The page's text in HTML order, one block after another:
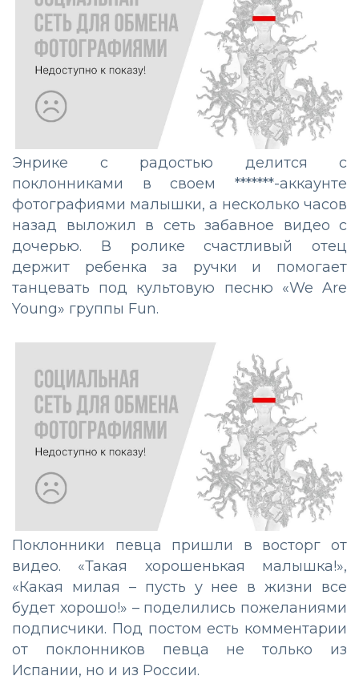
Энрике с радостью делится с
поклонниками в своем *******-аккаунте
фотографиями малышки, а несколько часов
назад выложил в сеть забавное видео с
дочерью. В ролике счастливый отец
держит ребенка за ручки и помогает
танцевать под культовую песню «We Are
Young» группы Fun.
Поклонники певца пришли в восторг от
видео. «Такая хорошенькая малышка!»,
«Какая милая – пусть у нее в жизни все
будет хорошо!» – поделились пожеланиями
подписчики. Под постом есть комментарии
от поклонников певца не только из
Испании, но и из России.